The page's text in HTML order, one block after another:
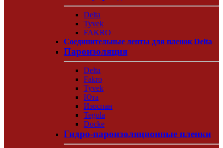
Delta
Tyvek
FAKRO
Соединительные ленты для пленок Delta
Пароизоляция
Delta
Fakro
Tyvek
Юта
Изоспан
Tegola
Docke
Гидро-пароизоляционные пленки